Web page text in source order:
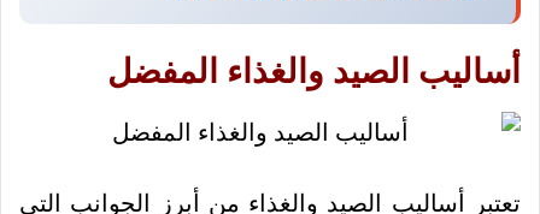
أساليب الصيد والغذاء المفضل
تعتبر أساليب الصيد والغذاء من أبرز الجوانب التي